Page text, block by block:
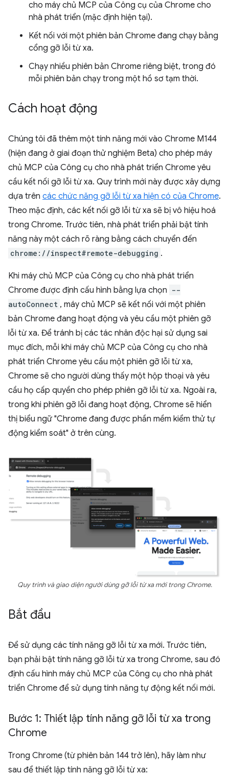
cho máy chủ MCP của Công cụ của Chrome cho
nhà phát triển (mặc định hiện tại).
Kết nối với một phiên bản Chrome đang chạy bằng
cổng gỡ lỗi từ xa.
Chạy nhiều phiên bản Chrome riêng biệt, trong đó
mỗi phiên bản chạy trong một hồ sơ tạm thời.
Cách hoạt động
Chúng tôi đã thêm một tính năng mới vào Chrome M144
(hiện đang ở giai đoạn thử nghiệm Beta) cho phép máy
chủ MCP của Công cụ cho nhà phát triển Chrome yêu
cầu kết nối gỡ lỗi từ xa. Quy trình mới này được xây dựng
dựa trên các chức năng gỡ lỗi từ xa hiện có của Chrome.
Theo mặc định, các kết nối gỡ lỗi từ xa sẽ bị vô hiệu hoá
trong Chrome. Trước tiên, nhà phát triển phải bật tính
năng này một cách rõ ràng bằng cách chuyển đến
chrome://inspect#remote-debugging .
Khi máy chủ MCP của Công cụ cho nhà phát triển
Chrome được định cấu hình bằng lựa chọn --
autoConnect , máy chủ MCP sẽ kết nối với một phiên
bản Chrome đang hoạt động và yêu cầu một phiên gỡ
lỗi từ xa. Để tránh bị các tác nhân độc hại sử dụng sai
mục đích, mỗi khi máy chủ MCP của Công cụ cho nhà
phát triển Chrome yêu cầu một phiên gỡ lỗi từ xa,
Chrome sẽ cho người dùng thấy một hộp thoại và yêu
cầu họ cấp quyền cho phép phiên gỡ lỗi từ xa. Ngoài ra,
trong khi phiên gỡ lỗi đang hoạt động, Chrome sẽ hiển
thị biểu ngữ "Chrome đang được phần mềm kiểm thử tự
động kiểm soát" ở trên cùng.
Quy trình và giao diện người dùng gỡ lỗi từ xa mới trong Chrome.
Bắt đầu
Để sử dụng các tính năng gỡ lỗi từ xa mới. Trước tiên,
bạn phải bật tính năng gỡ lỗi từ xa trong Chrome, sau đó
định cấu hình máy chủ MCP của Công cụ cho nhà phát
triển Chrome để sử dụng tính năng tự động kết nối mới.
Bước 1: Thiết lập tính năng gỡ lỗi từ xa trong
Chrome
Trong Chrome (từ phiên bản 144 trở lên), hãy làm như
sau để thiết lập tính năng gỡ lỗi từ xa: